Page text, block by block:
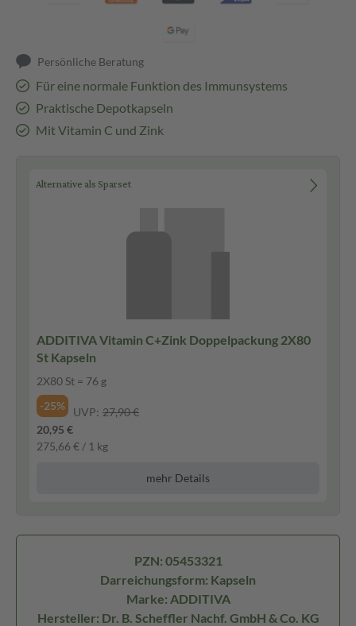
Persönliche Beratung
Für eine normale Funktion des Immunsystems
Praktische Depotkapseln
Mit Vitamin C und Zink
Alternative als Sparset
ADDITIVA Vitamin C+Zink Doppelpackung 2X80
St Kapseln
2X80 St = 76 g
-25%
UVP: 27,90 €
20,95 €
275,66 € / 1 kg
mehr Details
PZN: 05453321
Darreichungsform: Kapseln
Marke: ADDITIVA
Hersteller: Dr. B. Scheffler Nachf. GmbH & Co. KG